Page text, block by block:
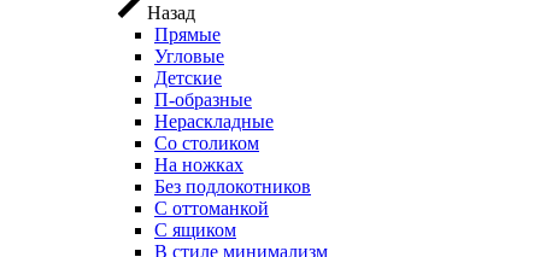
Назад
Прямые
Угловые
Детские
П-образные
Нераскладные
Со столиком
На ножках
Без подлокотников
С оттоманкой
С ящиком
В стиле минимализм